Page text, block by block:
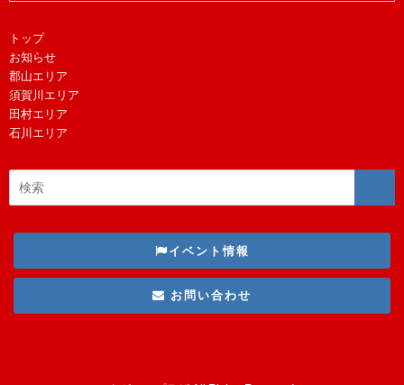
トップ
お知らせ
郡山エリア
須賀川エリア
田村エリア
石川エリア
イベント情報
お問い合わせ